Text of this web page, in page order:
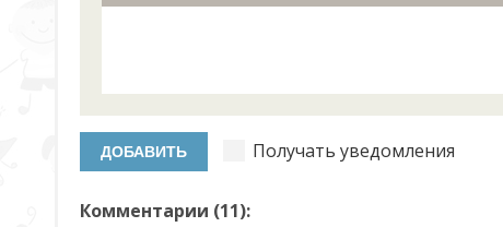
Получать уведомления
Комментарии (11):